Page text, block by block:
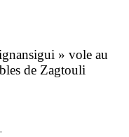
» vole au
de Zagtouli